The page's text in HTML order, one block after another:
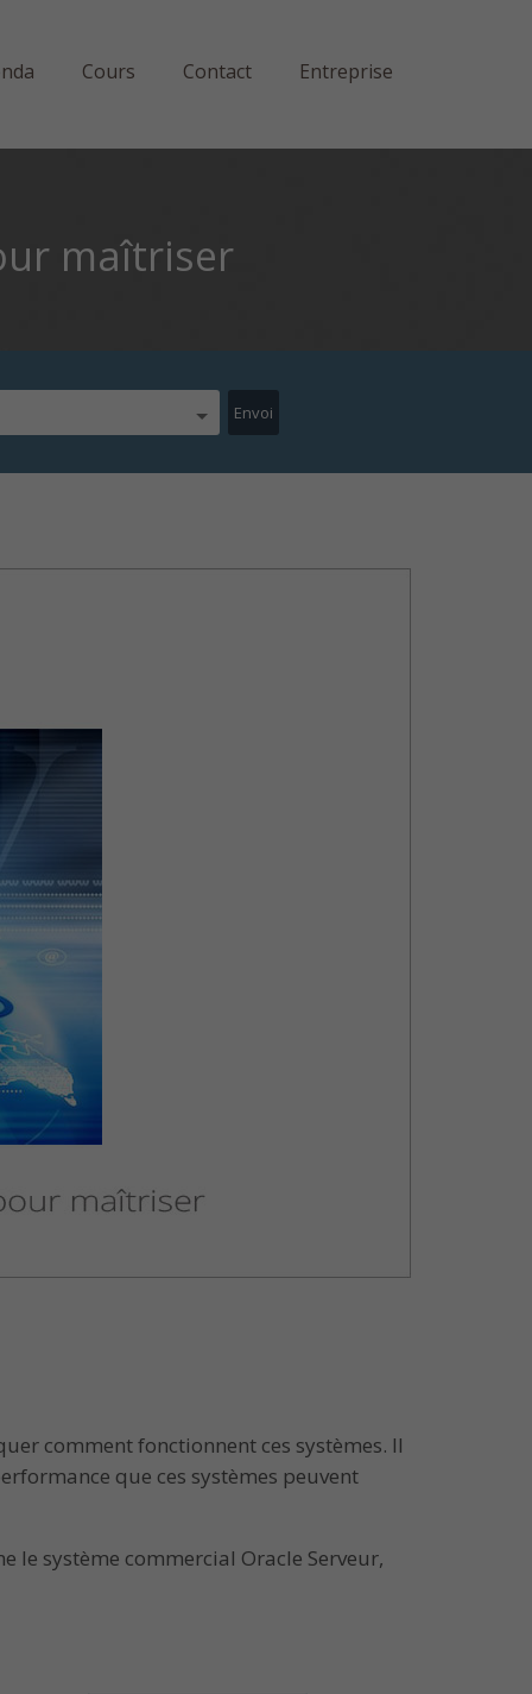
Cours Contact Entreprise
maîtriser
comment fonctionnent ces systèmes. Il
que ces systèmes peuvent
le système commercial Oracle Serveur,